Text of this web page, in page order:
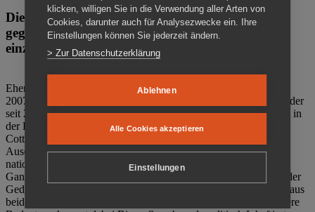
Die Gedenkstätte Zuchthaus Cottbus ist ein Ort
gegen das Vergessen. Anschaulich, nah und
einzigartig.
Ehemalige politische Häftlinge der DDR gründeten im Oktober
2007 den Verein Menschenrechtszentrum Cottbus e. V. (MRZ), der
seit 2011 Eigentümer des ehemaligen Gefängnisses (1860-2002) in
der Bautzener Straße und Träger der Gedenkstätte Zuchthaus
Cottbus ist. Im Zentrum der Arbeit der Gedenkstätte steht die
Auseinandersetzung mit politischem Unrecht während der
nationalsozialistischen Terrorherrschaft und der SED-Diktatur.
Ganzjährig zeigen mehrere Dauer- und Sonderausstellungen in der
Gedenkstätte Zuchthaus Cottbus Beispiele politischen Unrechts aus
beiden deutschen Diktaturen des 20. Jahrhunderts. Eine besondere
klicken, willigen Sie in die Verwendung aller Arten von
Cookies, darunter auch für Analysezwecke ein. Ihre
Einstellungen können Sie jederzeit ändern.
> Zur Datenschutzerklärung
Ablehnen
Alle Cookies akzeptieren
Einstellungen